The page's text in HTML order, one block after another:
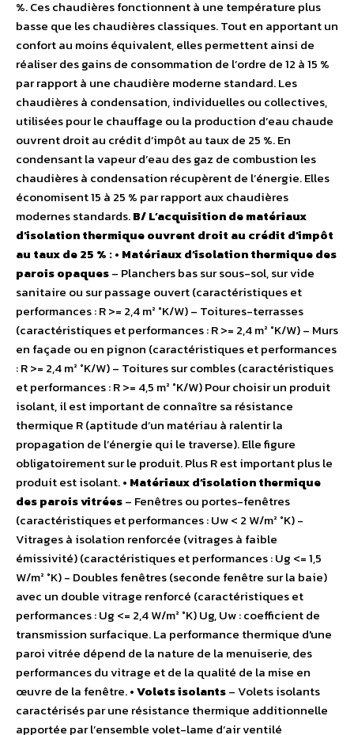
%. Ces chaudières fonctionnent à une température plus
basse que les chaudières classiques. Tout en apportant un
confort au moins équivalent, elles permettent ainsi de
réaliser des gains de consommation de l’ordre de 12 à 15 %
par rapport à une chaudière moderne standard. Les
chaudières à condensation, individuelles ou collectives,
utilisées pour le chauffage ou la production d’eau chaude
ouvrent droit au crédit d’impôt au taux de 25 %. En
condensant la vapeur d’eau des gaz de combustion les
chaudières à condensation récupèrent de l’énergie. Elles
économisent 15 à 25 % par rapport aux chaudières
modernes standards.B/ L’acquisition de matériaux
d’isolation thermique ouvrent droit au crédit d’impôt
au taux de 25 % :• Matériaux d’isolation thermique des
parois opaques– Planchers bas sur sous-sol, sur vide
sanitaire ou sur passage ouvert (caractéristiques et
performances : R >= 2,4 m² °K/W) – Toitures-terrasses
(caractéristiques et performances : R >= 2,4 m² °K/W) – Murs
en façade ou en pignon (caractéristiques et performances
: R >= 2,4 m² °K/W) – Toitures sur combles (caractéristiques
et performances : R >= 4,5 m² °K/W) Pour choisir un produit
isolant, il est important de connaître sa résistance
thermique R (aptitude d’un matériau à ralentir la
propagation de l’énergie qui le traverse). Elle figure
obligatoirement sur le produit. Plus R est important plus le
produit est isolant.• Matériaux d’isolation thermique
des parois vitrées– Fenêtres ou portes-fenêtres
(caractéristiques et performances : Uw < 2 W/m² °K) -
Vitrages à isolation renforcée (vitrages à faible
émissivité) (caractéristiques et performances : Ug <= 1,5
W/m² °K) - Doubles fenêtres (seconde fenêtre sur la baie)
avec un double vitrage renforcé (caractéristiques et
performances : Ug <= 2,4 W/m² °K) Ug, Uw : coefficient de
transmission surfacique. La performance thermique d'une
paroi vitrée dépend de la nature de la menuiserie, des
performances du vitrage et de la qualité de la mise en
œuvre de la fenêtre.• Volets isolants– Volets isolants
caractérisés par une résistance thermique additionnelle
apportée par l’ensemble volet-lame d’air ventilé